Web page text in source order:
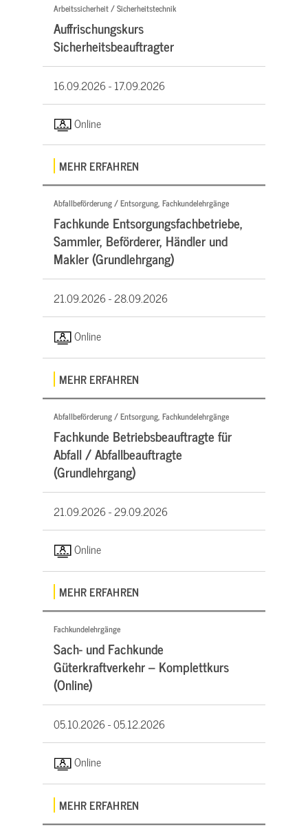
Arbeitssicherheit / Sicherheitstechnik
Auffrischungskurs
Sicherheitsbeauftragter
16.09.2026 -17.09.2026
Online
MEHR ERFAHREN
Abfallbeförderung / Entsorgung, Fachkundelehrgänge
Fachkunde Entsorgungsfachbetriebe,
Sammler, Beförderer, Händler und
Makler (Grundlehrgang)
21.09.2026 -28.09.2026
Online
MEHR ERFAHREN
Abfallbeförderung / Entsorgung, Fachkundelehrgänge
Fachkunde Betriebsbeauftragte für
Abfall / Abfallbeauftragte
(Grundlehrgang)
21.09.2026 -29.09.2026
Online
MEHR ERFAHREN
Fachkundelehrgänge
Sach- und Fachkunde
Güterkraftverkehr – Komplettkurs
(Online)
05.10.2026 -05.12.2026
Online
MEHR ERFAHREN